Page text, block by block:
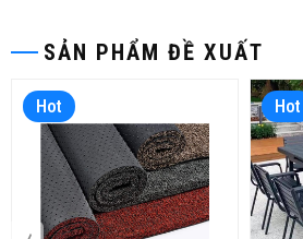
SẢN PHẨM ĐỀ XUẤT
Hot Hot